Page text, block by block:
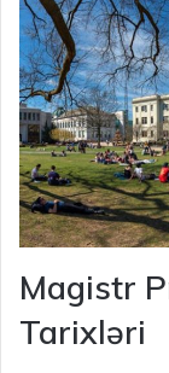
Magistr
Tarixləri